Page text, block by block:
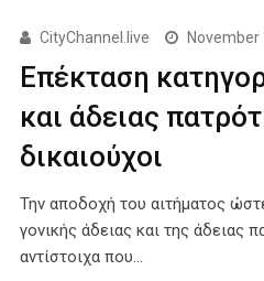
CityChannel.live November
Επέκταση
και άδειας
δικαιούχοι
Την αποδοχή του αιτήματος
γονικής άδειας και της άδειας
αντίστοιχα που…